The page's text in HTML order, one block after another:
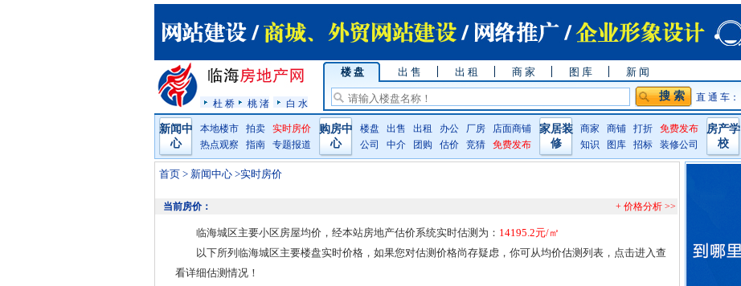
杜 桥 桃 渚 白 水
楼 盘 出 售 出 租 商 家 图 库 新 闻
直 通 车：
新闻中
心
本地楼市 拍卖
实时房价
热点观察
指南 专题报道
购房中
心
楼盘 出售 出租 办公 厂房
店面商铺
公司
中介 团购 估价 竞猜 免费发布
家居装
修
商家 商铺 打折
免费发布
知识
图库 招标 装修公司
房产学
校
首页 > 新闻中心 >实时房价
当前房价： + 价格分析 >>
临海城区主要小区房屋均价，经本站房地产估价系统实时估测为： 14195.2元/㎡
以下所列临海城区主要楼盘实时价格，如果您对估测价格尚存疑虑，你可从均价估测列表，点击进入查
看详细估测情况！